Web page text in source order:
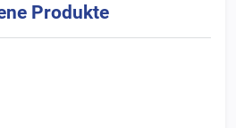
Produkte